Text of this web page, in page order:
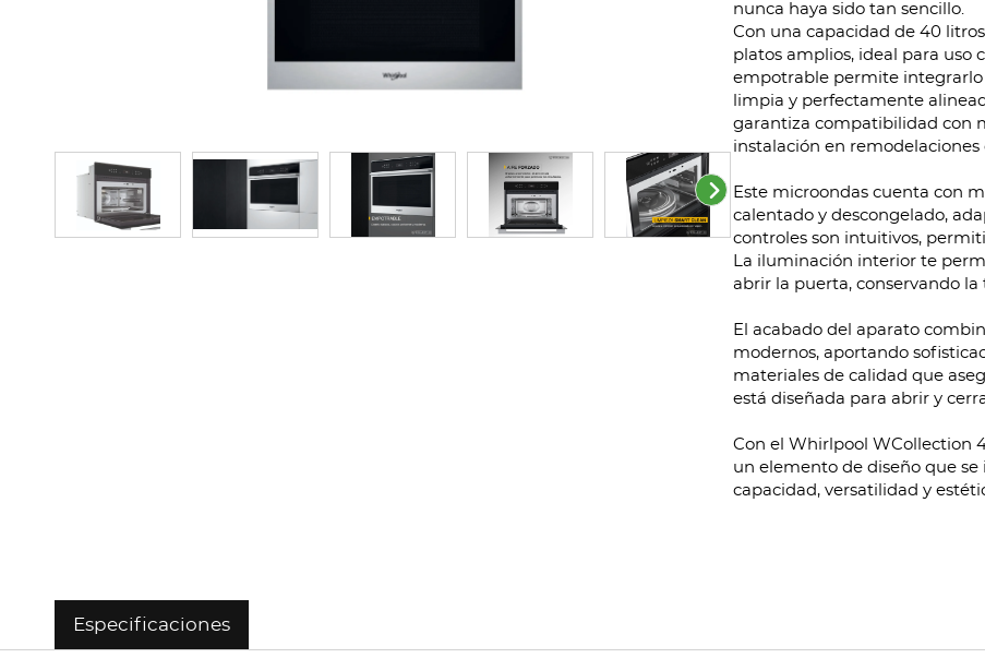
nunca haya sido tan sencillo.
Con una capacidad de 40
platos amplios, ideal para uso
empotrable permite integrarlo
limpia y perfectamente
garantiza compatibilidad con
instalación en remodelaciones
Este microondas cuenta con
calentado y descongelado,
controles son intuitivos,
La iluminación interior te
abrir la puerta, conservando
El acabado del aparato
modernos, aportando
materiales de calidad que
está diseñada para abrir y
Con el Whirlpool WCollection
un elemento de diseño que
capacidad, versatilidad y
Especificaciones